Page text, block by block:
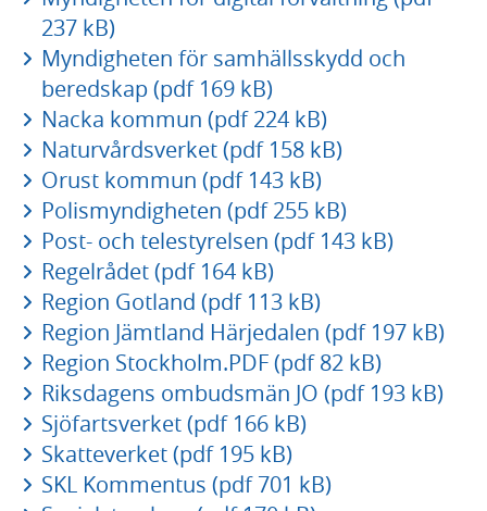
237 kB)
Myndigheten för samhällsskydd och
beredskap (pdf 169 kB)
Nacka kommun (pdf 224 kB)
Naturvårdsverket (pdf 158 kB)
Orust kommun (pdf 143 kB)
Polismyndigheten (pdf 255 kB)
Post- och telestyrelsen (pdf 143 kB)
Regelrådet (pdf 164 kB)
Region Gotland (pdf 113 kB)
Region Jämtland Härjedalen (pdf 197 kB)
Region Stockholm.PDF (pdf 82 kB)
Riksdagens ombudsmän JO (pdf 193 kB)
Sjöfartsverket (pdf 166 kB)
Skatteverket (pdf 195 kB)
SKL Kommentus (pdf 701 kB)